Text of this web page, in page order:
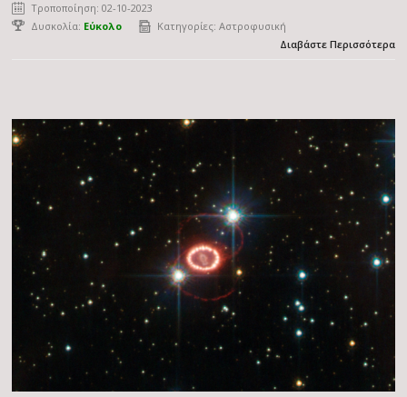
Τροποποίηση: 02-10-2023
Δυσκολία: Εύκολο Κατηγορίες:Αστροφυσική
Διαβάστε Περισσότερα